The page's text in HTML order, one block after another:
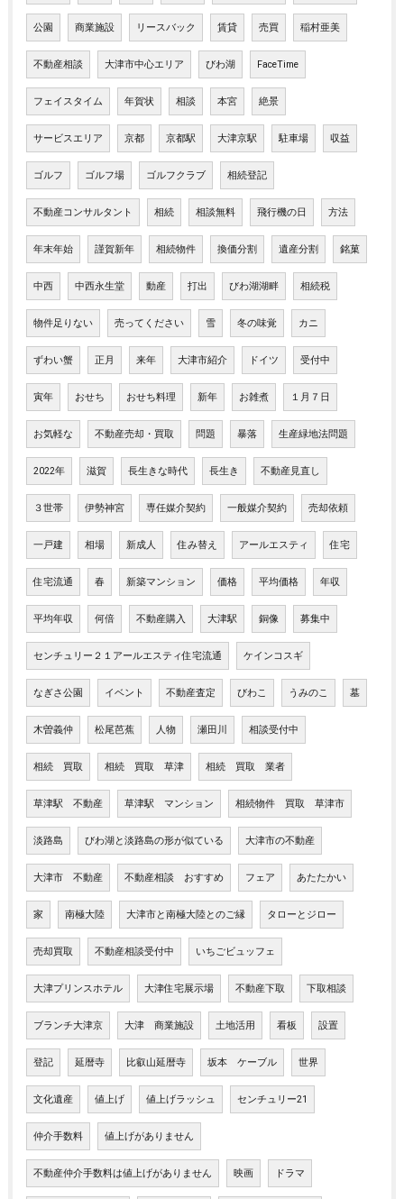
公園 商業施設 リースバック 賃貸 売買 稲村亜美
不動産相談 大津市中心エリア びわ湖 FaceTime
フェイスタイム 年賀状 相談 本宮 絶景
サービスエリア 京都 京都駅 大津京駅 駐車場 収益
ゴルフ ゴルフ場 ゴルフクラブ 相続登記
不動産コンサルタント 相続 相談無料 飛行機の日 方法
年末年始 謹賀新年 相続物件 換価分割 遺産分割 銘菓
中西 中西永生堂 動産 打出 びわ湖湖畔 相続税
物件足りない 売ってください 雪 冬の味覚 カニ
ずわい蟹 正月 来年 大津市紹介 ドイツ 受付中
寅年 おせち おせち料理 新年 お雑煮 １月７日
お気軽な 不動産売却・買取 問題 暴落 生産緑地法問題
2022年 滋賀 長生きな時代 長生き 不動産見直し
３世帯 伊勢神宮 専任媒介契約 一般媒介契約 売却依頼
一戸建 相場 新成人 住み替え アールエスティ 住宅
住宅流通 春 新築マンション 価格 平均価格 年収
平均年収 何倍 不動産購入 大津駅 銅像 募集中
センチュリー２１アールエスティ住宅流通 ケインコスギ
なぎさ公園 イベント 不動産査定 びわこ うみのこ 墓
木曽義仲 松尾芭蕉 人物 瀬田川 相談受付中
相続 買取 相続 買取 草津 相続 買取 業者
草津駅 不動産 草津駅 マンション 相続物件 買取 草津市
淡路島 びわ湖と淡路島の形が似ている 大津市の不動産
大津市 不動産 不動産相談 おすすめ フェア あたたかい
家 南極大陸 大津市と南極大陸とのご縁 タローとジロー
売却買取 不動産相談受付中 いちごビュッフェ
大津プリンスホテル 大津住宅展示場 不動産下取 下取相談
ブランチ大津京 大津 商業施設 土地活用 看板 設置
登記 延暦寺 比叡山延暦寺 坂本 ケーブル 世界
文化遺産 値上げ 値上げラッシュ センチュリー21
仲介手数料 値上げがありません
不動産仲介手数料は値上げがありません 映画 ドラマ